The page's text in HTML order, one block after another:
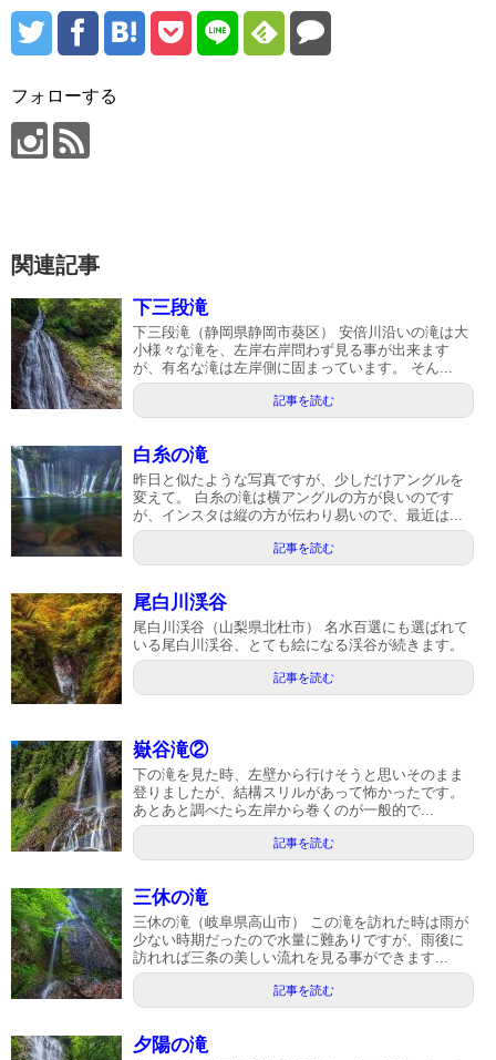
フォローする
関連記事
下三段滝
下三段滝（静岡県静岡市葵区） 安倍川沿いの滝は大
小様々な滝を、左岸右岸問わず見る事が出来ます
が、有名な滝は左岸側に固まっています。 そん...
記事を読む
白糸の滝
昨日と似たような写真ですが、少しだけアングルを
変えて。 白糸の滝は横アングルの方が良いのです
が、インスタは縦の方が伝わり易いので、最近は...
記事を読む
尾白川渓谷
尾白川渓谷（山梨県北杜市） 名水百選にも選ばれて
いる尾白川渓谷、とても絵になる渓谷が続きます。
記事を読む
嶽谷滝②
下の滝を見た時、左壁から行けそうと思いそのまま
登りましたが、結構スリルがあって怖かったです。
あとあと調べたら左岸から巻くのが一般的で...
記事を読む
三休の滝
三休の滝（岐阜県高山市） この滝を訪れた時は雨が
少ない時期だったので水量に難ありですが、雨後に
訪れれば三条の美しい流れを見る事ができます...
記事を読む
夕陽の滝